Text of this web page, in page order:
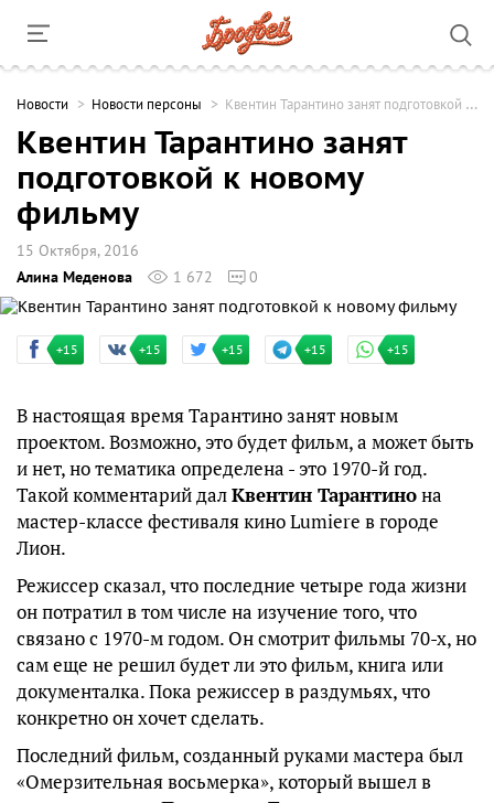
Новости Новости персоны Квентин Тарантино занят подготовкой к новому фильму
Квентин Тарантино занят
подготовкой к новому
фильму
15 Октября, 2016
Алина Меденова
1 672 0
+15 +15 +15 +15 +15
В настоящая время Тарантино занят новым
проектом. Возможно, это будет фильм, а может быть
и нет, но тематика определена - это 1970-й год.
Такой комментарий далКвентин Тарантинона
мастер-классе фестиваля кино Lumiere в городе
Лион.
Режиссер сказал, что последние четыре года жизни
он потратил в том числе на изучение того, что
связано с 1970-м годом. Он смотрит фильмы 70-х, но
сам еще не решил будет ли это фильм, книга или
документалка. Пока режиссер в раздумьях, что
конкретно он хочет сделать.
Последний фильм, созданный руками мастера был
«Омерзительная восьмерка», который вышел в